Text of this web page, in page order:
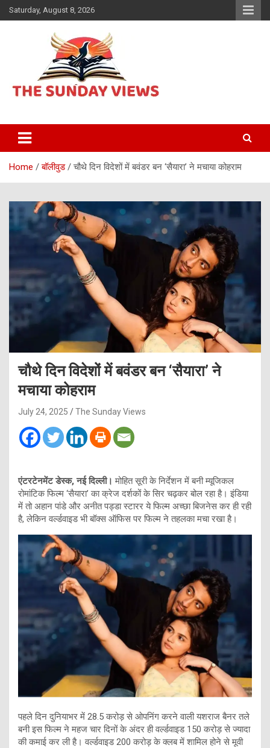
Skip
to
Saturday, August 8, 2026
The Sunday views
Home बॉलीवुड चौथे दिन विदेशों में बवंडर बन ‘सैयारा’ ने मचाया कोहराम
चौथे दिन विदेशों में बवंडर बन ‘सैयारा’ ने
मचाया कोहराम
July 24, 2025 The Sunday Views
एंटरटेनमेंट डेस्क, नई दिल्ली।मोहित सूरी के निर्देशन में बनी म्यूजिकल
रोमांटिक फिल्म ‘सैयारा’ का क्रेज दर्शकों के सिर चढ़कर बोल रहा है। इंडिया
में तो अहान पांडे और अनीत पड्डा स्टारर ये फिल्म अच्छा बिजनेस कर ही रही
है, लेकिन वर्ल्डवाइड भी बॉक्स ऑफिस पर फिल्म ने तहलका मचा रखा है।
पहले दिन दुनियाभर में 28.5 करोड़ से ओपनिंग करने वाली यशराज बैनर तले
बनी इस फिल्म ने महज चार दिनों के अंदर ही वर्ल्डवाइड 150 करोड़ से ज्यादा
की कमाई कर ली है। वर्ल्डवाइड 200 करोड़ के क्लब में शामिल होने से मूवी